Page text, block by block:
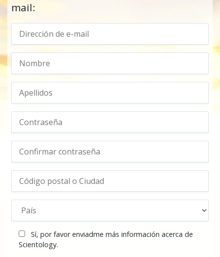
mail:
Sí, por favor enviadme más información acerca de
Scientology.